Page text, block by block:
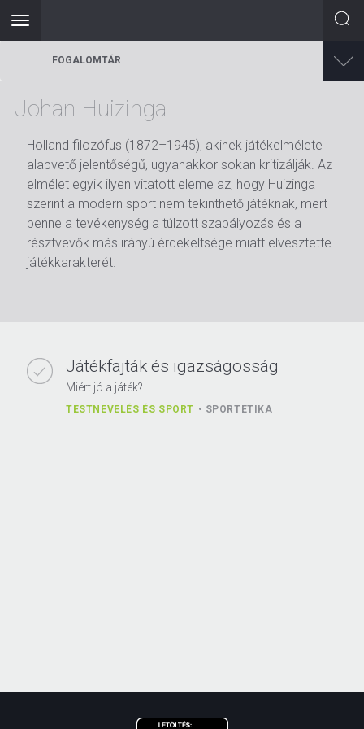
Toggle
navigation
FOGALOMTÁR
Johan Huizinga
Holland filozófus (1872–1945), akinek játékelmélete
alapvető jelentőségű, ugyanakkor sokan kritizálják. Az
elmélet egyik ilyen vitatott eleme az, hogy Huizinga
szerint a modern sport nem tekinthető játéknak, mert
benne a tevékenység a túlzott szabályozás és a
résztvevők más irányú érdekeltsége miatt elvesztette
játékkarakterét.
Játékfajták és igazságosság
Miért jó a játék?
TESTNEVELÉS ÉS SPORT SPORTETIKA